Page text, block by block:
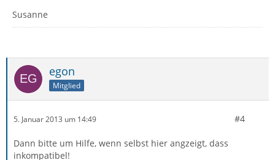
Susanne
egon
Mitglied
5. Januar 2013 um 14:49 #4
Dann bitte um Hilfe, wenn selbst hier angzeigt, dass
inkompatibel!